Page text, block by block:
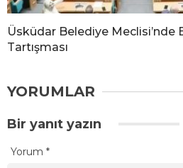
Üsküdar Belediye Meclisi’nde
Tartışması
YORUMLAR
Bir yanıt yazın
Yorum *